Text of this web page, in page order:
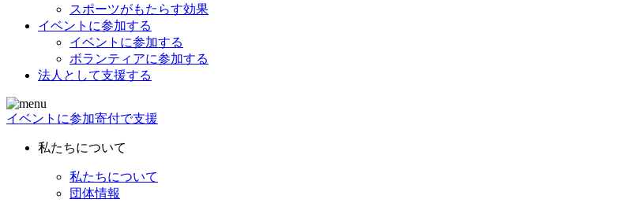
スポーツがもたらす効果
イベントに参加する
イベントに参加する
ボランティアに参加する
法人として支援する
イベントに参加寄付で支援
私たちについて
私たちについて
団体情報